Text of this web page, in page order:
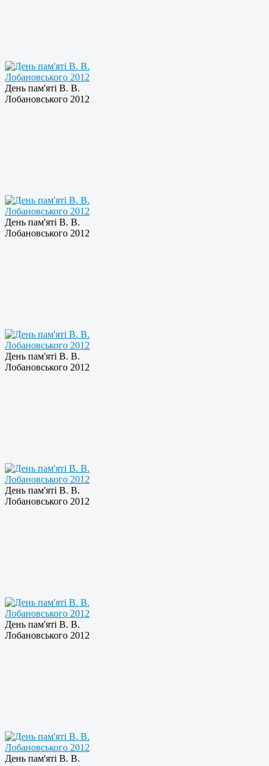
День пам'яті В. В.
Лобановського 2012
День пам'яті В. В.
Лобановського 2012
День пам'яті В. В.
Лобановського 2012
День пам'яті В. В.
Лобановського 2012
День пам'яті В. В.
Лобановського 2012
День пам'яті В. В.